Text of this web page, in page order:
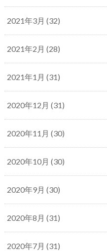
2021年3月 (32)
2021年2月 (28)
2021年1月 (31)
2020年12月 (31)
2020年11月 (30)
2020年10月 (30)
2020年9月 (30)
2020年8月 (31)
2020年7月 (31)